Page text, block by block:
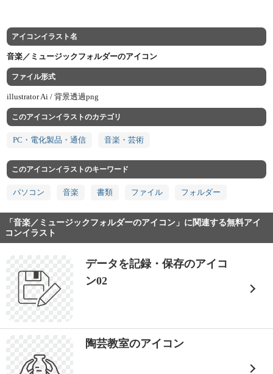
アイコンイラスト名
音楽／ミュージックフォルダーのアイコン
ファイル形式
illustrator Ai /背景透過png
このアイコンイラストのカテゴリ
PC・電化製品・通信 音楽・芸術
このアイコンイラストのキーワード
パソコン 音楽 書類 ファイル フォルダー
「音楽／ミュージックフォルダーのアイコン」に関連する無料アイ
コンイラスト
データを記録・保存のアイコ
ン02
陶芸教室のアイコン